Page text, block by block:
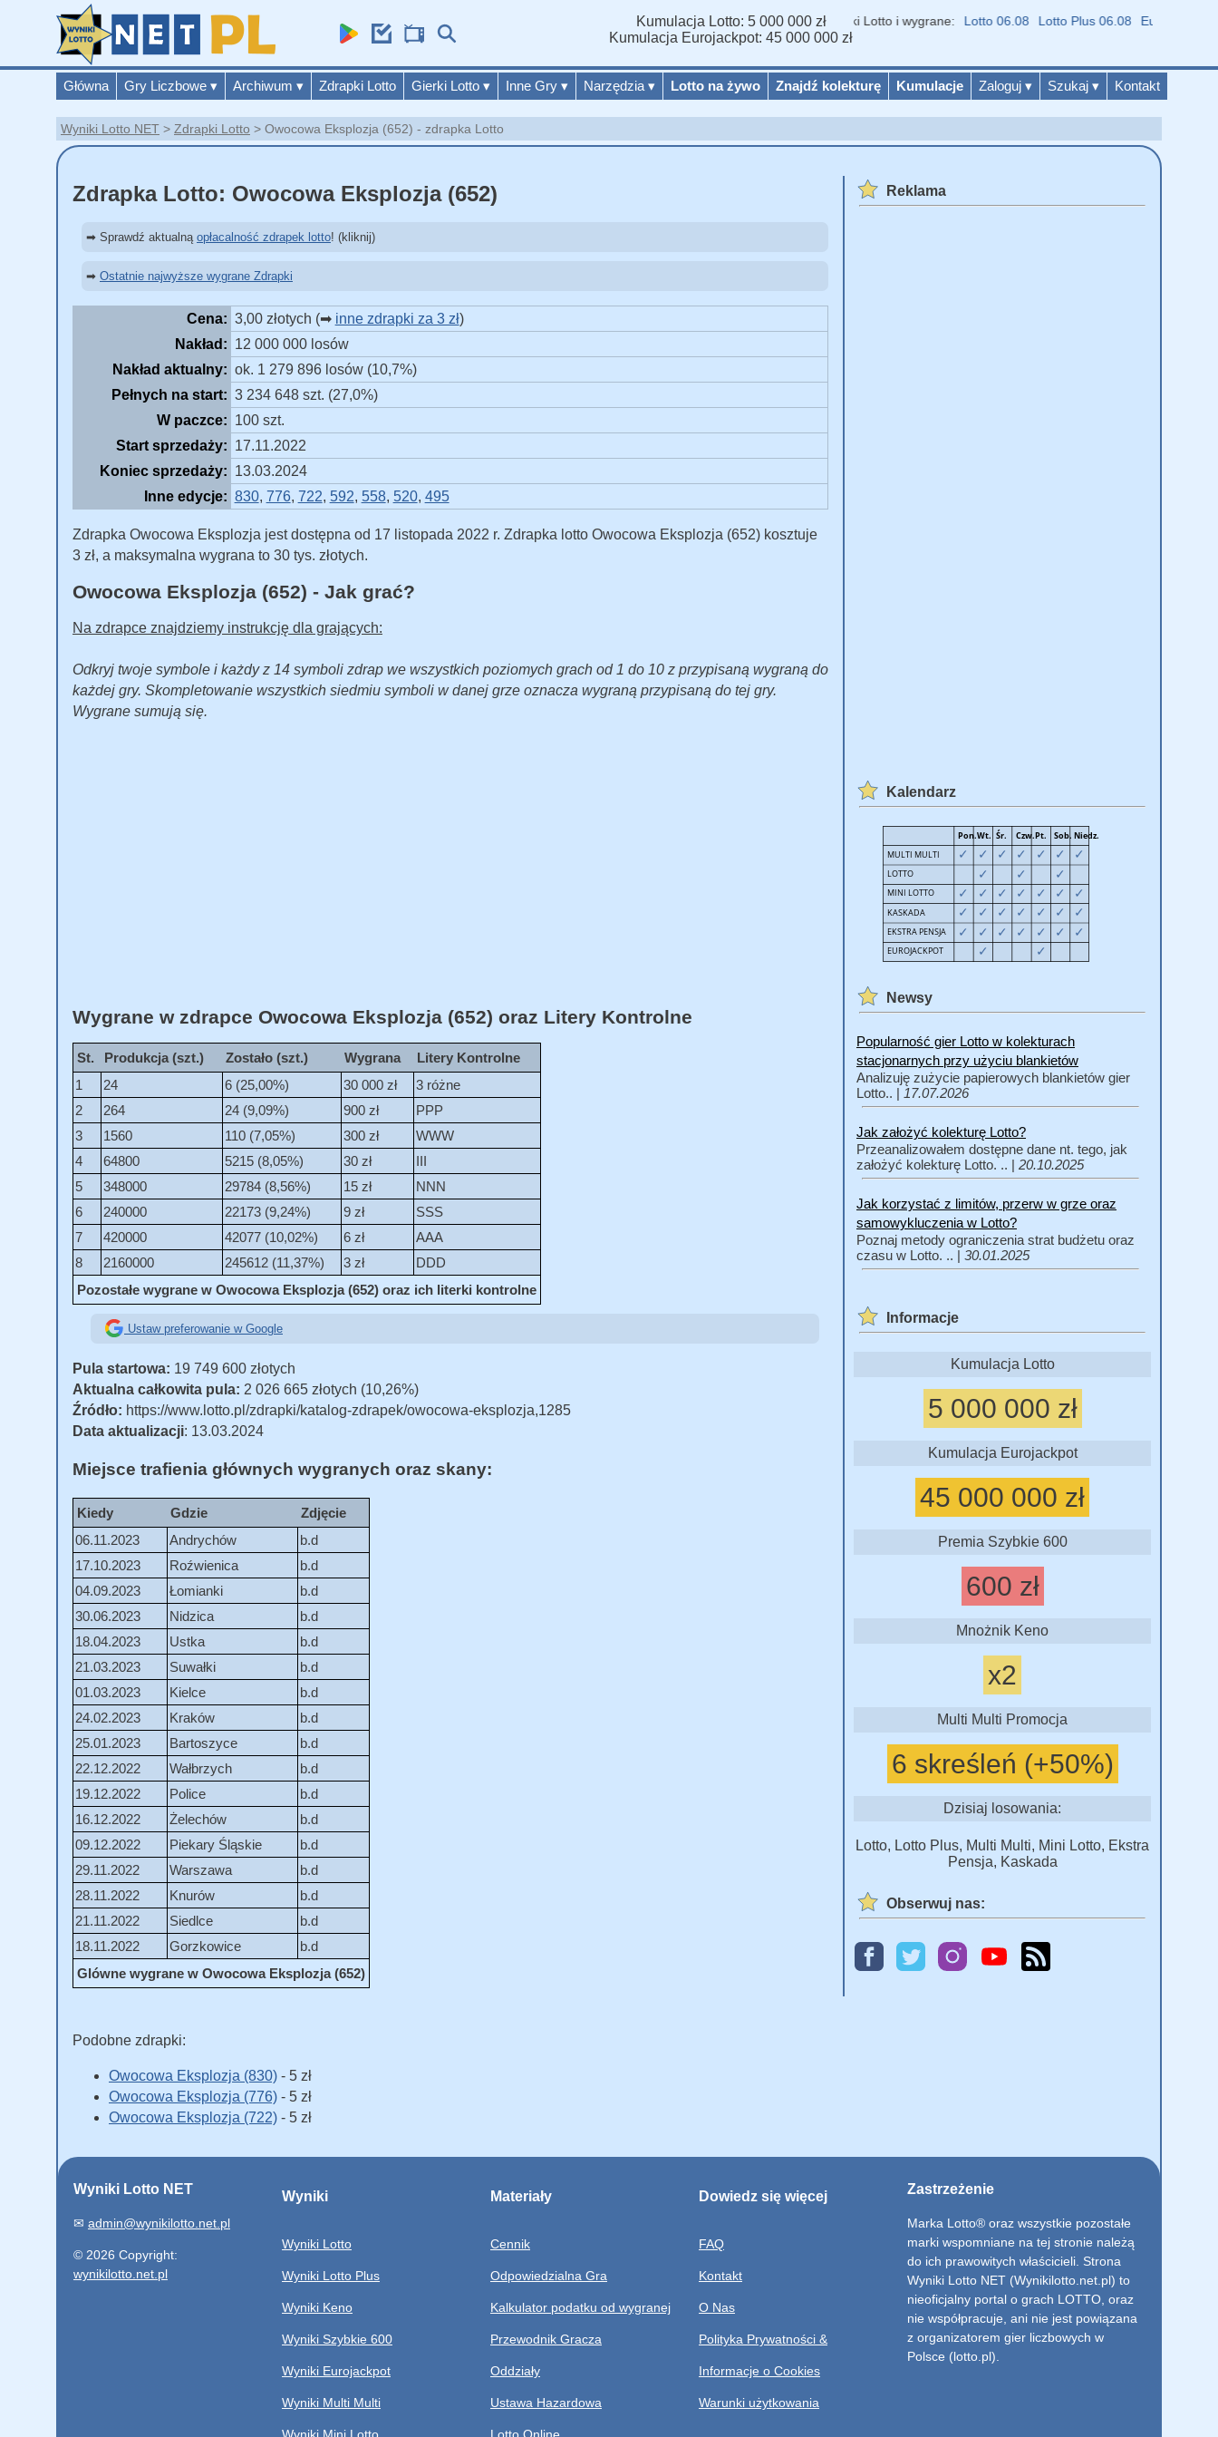
Główna Gry Liczbowe ▾ Archiwum ▾ Zdrapki Lotto Gierki Lotto ▾ Inne Gry ▾ Narzędzia ▾ Lotto na żywo Znajdź kolekturę Kumulacje Zaloguj ▾ Szukaj ▾ Kontakt
Kumulacja Lotto: 5 000 000 zł
Kumulacja Eurojackpot: 45 000 000 zł
Wyniki Lotto i wygrane: Lotto 06.08 Lotto Plus 06.08 Eurojackpot
Wyniki Lotto NET Zdrapki Lotto Owocowa Eksplozja (652) - zdrapka Lotto
Zdrapka Lotto: Owocowa Eksplozja (652)
➡ Sprawdź aktualną opłacalność zdrapek lotto! (kliknij)
➡ Ostatnie najwyższe wygrane Zdrapki
Cena: 3,00 złotych (➡ inne zdrapki za 3 zł)
Nakład: 12 000 000 losów
Nakład aktualny: ok. 1 279 896 losów (10,7%)
Pełnych na start: 3 234 648 szt. (27,0%)
W paczce: 100 szt.
Start sprzedaży: 17.11.2022
Koniec sprzedaży: 13.03.2024
Inne edycje: 830, 776, 722, 592, 558, 520, 495
Zdrapka Owocowa Eksplozja jest dostępna od 17 listopada 2022 r. Zdrapka lotto Owocowa Eksplozja (652) kosztuje
3 zł, a maksymalna wygrana to 30 tys. złotych.
Owocowa Eksplozja (652) - Jak grać?
Na zdrapce znajdziemy instrukcję dla grających:
Odkryj twoje symbole i każdy z 14 symboli zdrap we wszystkich poziomych grach od 1 do 10 z przypisaną wygraną do
każdej gry. Skompletowanie wszystkich siedmiu symboli w danej grze oznacza wygraną przypisaną do tej gry.
Wygrane sumują się.
Wygrane w zdrapce Owocowa Eksplozja (652) oraz Litery Kontrolne
St. Produkcja (szt.) Zostało (szt.) Wygrana
Litery Kontrolne
1
24 6 (25,00%) 30 000 zł
3 różne
2
264 24 (9,09%) 900 zł
PPP
3
1560 110 (7,05%) 300 zł
WWW
4
64800 5215 (8,05%) 30 zł
III
5
348000 29784 (8,56%) 15 zł
NNN
6
240000 22173 (9,24%) 9 zł
SSS
7
420000 42077 (10,02%) 6 zł
AAA
8
2160000 245612 (11,37%) 3 zł
DDD
Pozostałe wygrane w Owocowa Eksplozja (652) oraz ich literki kontrolne
Ustaw preferowanie w Google
Pula startowa: 19 749 600 złotych
Aktualna całkowita pula: 2 026 665 złotych (10,26%)
Źródło: https://www.lotto.pl/zdrapki/katalog-zdrapek/owocowa-eksplozja,1285
Data aktualizacji: 13.03.2024
Miejsce trafienia głównych wygranych oraz skany:
Kiedy Gdzie
Zdjęcie
06.11.2023
Andrychów
b.d
17.10.2023
Roźwienica
b.d
04.09.2023
Łomianki
b.d
30.06.2023
Nidzica
b.d
18.04.2023
Ustka
b.d
21.03.2023
Suwałki
b.d
01.03.2023
Kielce
b.d
24.02.2023
Kraków
b.d
25.01.2023
Bartoszyce
b.d
22.12.2022
Wałbrzych
b.d
19.12.2022
Police
b.d
16.12.2022
Żelechów
b.d
09.12.2022
Piekary Śląskie
b.d
29.11.2022
Warszawa
b.d
28.11.2022
Knurów
b.d
21.11.2022
Siedlce
b.d
18.11.2022
Gorzkowice
b.d
Glówne wygrane w Owocowa Eksplozja (652)
Podobne zdrapki:
Owocowa Eksplozja (830) - 5 zł
Owocowa Eksplozja (776) - 5 zł
Owocowa Eksplozja (722) - 5 zł
Reklama
Kalendarz
Newsy
Popularność gier Lotto w kolekturach
stacjonarnych przy użyciu blankietów
Analizuję zużycie papierowych blankietów gier
Lotto.. | 17.07.2026
Jak założyć kolekturę Lotto?
Przeanalizowałem dostępne dane nt. tego, jak
założyć kolekturę Lotto. .. | 20.10.2025
Jak korzystać z limitów, przerw w grze oraz
samowykluczenia w Lotto?
Poznaj metody ograniczenia strat budżetu oraz
czasu w Lotto. .. | 30.01.2025
Informacje
Kumulacja Lotto
5 000 000 zł
Kumulacja Eurojackpot
45 000 000 zł
Premia Szybkie 600
600 zł
Mnożnik Keno
x2
Multi Multi Promocja
6 skreśleń (+50%)
Dzisiaj losowania:
Lotto, Lotto Plus, Multi Multi, Mini Lotto, Ekstra
Pensja, Kaskada
Obserwuj nas:
Wyniki Lotto NET
✉ admin@wynikilotto.net.pl
© 2026 Copyright:
wynikilotto.net.pl
Wyniki
Wyniki Lotto
Wyniki Lotto Plus
Wyniki Keno
Wyniki Szybkie 600
Wyniki Eurojackpot
Wyniki Multi Multi
Materiały
Cennik
Odpowiedzialna Gra
Kalkulator podatku od wygranej
Przewodnik Gracza
Oddziały
Ustawa Hazardowa
Dowiedz się więcej
FAQ
Kontakt
O Nas
Polityka Prywatności &
Informacje o Cookies
Warunki użytkowania
Zastrzeżenie
Marka Lotto® oraz wszystkie pozostałe
marki wspomniane na tej stronie należą
do ich prawowitych właścicieli. Strona
Wyniki Lotto NET (Wynikilotto.net.pl) to
nieoficjalny portal o grach LOTTO, oraz
nie współpracuje, ani nie jest powiązana
z organizatorem gier liczbowych w
Polsce (lotto.pl).